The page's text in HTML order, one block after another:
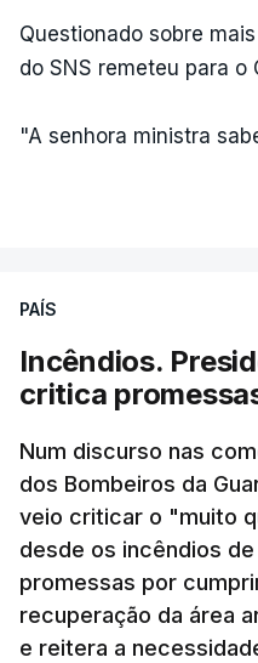
Questionado sobre
do SNS remeteu para o
"A senhora ministra
PAÍS
Incêndios.
critica
Num discurso nas
dos Bombeiros da
veio criticar o "muito
desde os incêndios
promessas por
recuperação da área
e reitera a